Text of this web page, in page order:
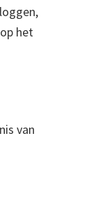
het
van